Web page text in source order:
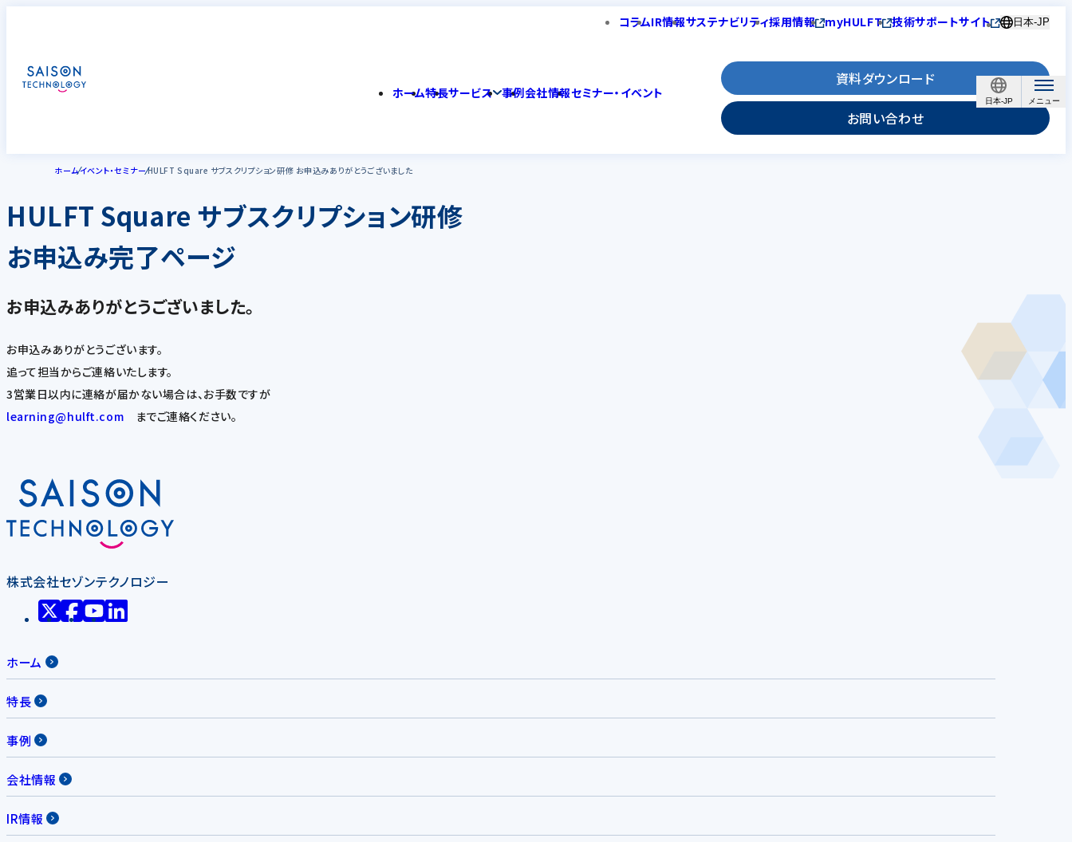
日本-JP
コラムIR情報サステナビリティ採用情報 myHULFT 技術サポートサイト 日本-JP
ホーム特長サービス 事例会社情報セミナー・イベント
資料ダウンロード
お問い合わせ
ホームイベント・セミナーHULFT Square サブスクリプション研修 お申込みありがとうございました
HULFT Square サブスクリプション研修
お申込み完了ページ
お申込みありがとうございました。
お申込みありがとうございます。
追って担当からご連絡いたします。
3営業日以内に連絡が届かない場合は、お手数ですが
learning@hulft.com までご連絡ください。
株式会社セゾンテクノロジー
ホーム
特長
事例
会社情報
IR情報